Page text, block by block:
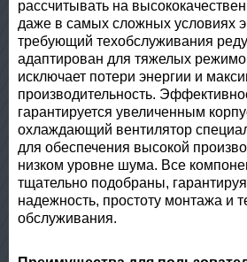
рассчитывать на
даже в самых сложных условиях
требующий техобслуживания
адаптирован для тяжелых
исключает потери энергии и
производительность.
гарантируется увеличенным
охлаждающий вентилятор
для обеспечения высокой
низком уровне шума. Все
тщательно подобраны,
надежность, простоту монтажа и
обслуживания.